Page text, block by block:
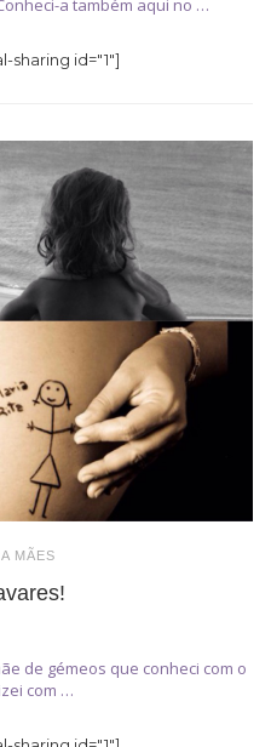
a também aqui no …
sharing id="1"]
MÃES
de gémeos que conheci com o
com …